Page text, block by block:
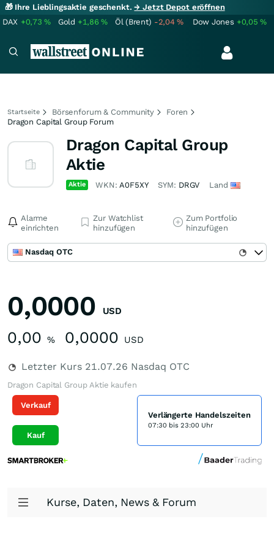
🎁 Ihre Lieblingsaktie geschenkt.→ Jetzt Depot eröffnen
DAX +0,73% Gold +1,86% Öl (Brent) -2,04% Dow Jones +0,05%
Startseite Börsenforum & Community
Foren
Dragon Capital Group Forum
Dragon Capital Group
Aktie
Aktie WKN:A0F5XY SYM: DRGV Land
Alarme
einrichten
Zur Watchlist
hinzufügen
Zum Portfolio
hinzufügen
Nasdaq OTC
0,0000 USD
0,00 % 0,0000 USD
Letzter Kurs 21.07.26 Nasdaq OTC
Dragon Capital Group Aktie kaufen
Verkauf
Kauf
Verlängerte Handelszeiten
07:30 bis 23:00 Uhr
Kurse, Daten, News & Forum